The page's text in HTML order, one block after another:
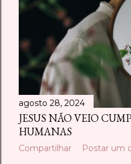
agosto 28, 2024
JESUS NÃO VEIO
HUMANAS
Compartilhar Postar um